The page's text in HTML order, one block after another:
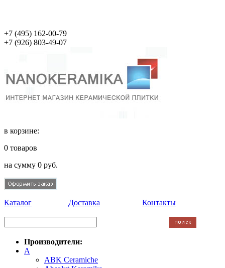
+7 (495) 162-00-79
+7 (926) 803-49-07
в корзине:
0 товаров
на сумму 0 руб.
Каталог Доставка Контакты
Производители:
A
ABK Ceramiche